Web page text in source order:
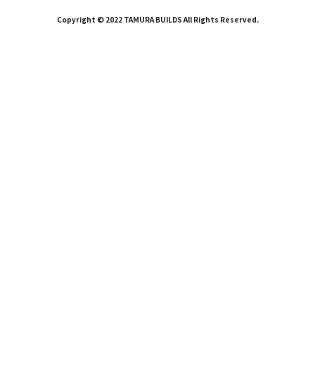
Copyright © 2022 TAMURA BUILDS All Rights Reserved.